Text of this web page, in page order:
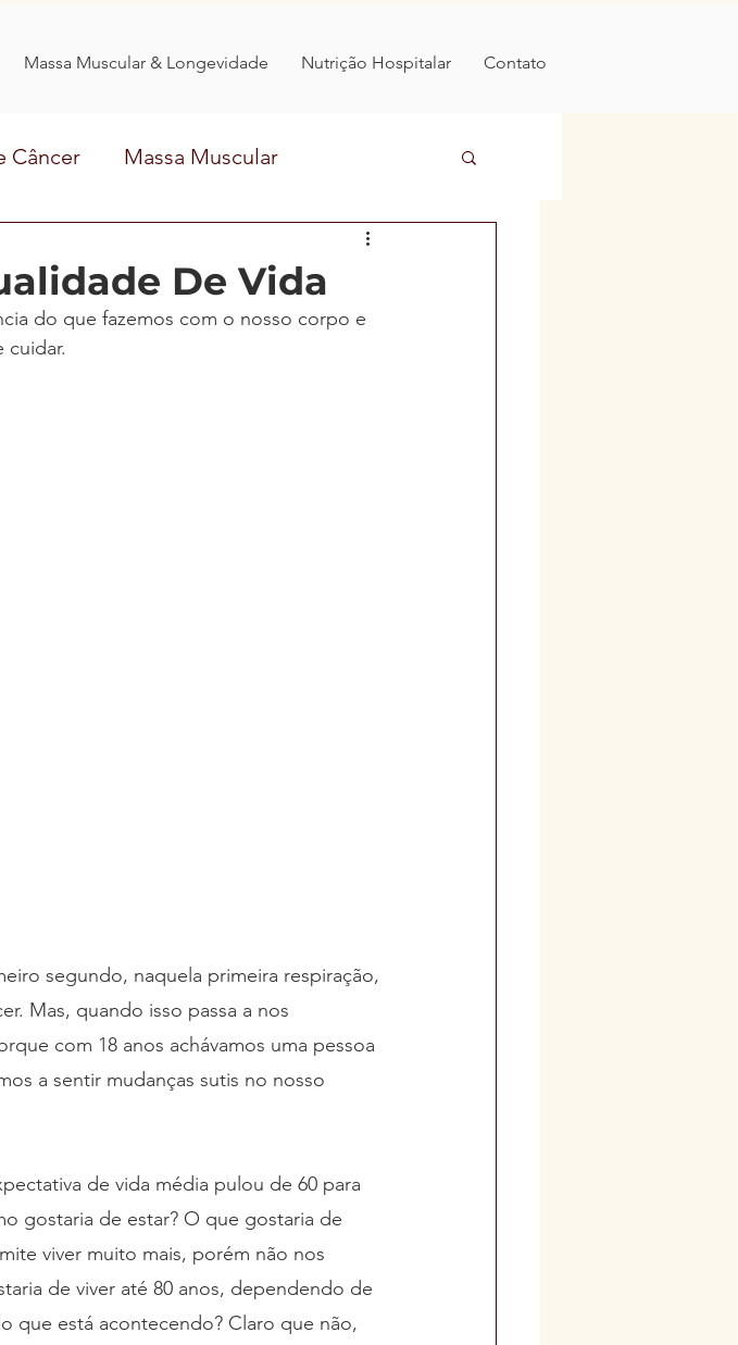
Massa Muscular & Longevidade Nutrição Hospitalar Contato
Câncer Massa Muscular
De Vida
do que fazemos com o nosso corpo e
cuidar.
segundo, naquela primeira respiração,
Mas, quando isso passa a nos
com 18 anos achávamos uma pessoa
a sentir mudanças sutis no nosso
de vida média pulou de 60 para
gostaria de estar? O que gostaria de
viver muito mais, porém não nos
de viver até 80 anos, dependendo de
que está acontecendo? Claro que não,